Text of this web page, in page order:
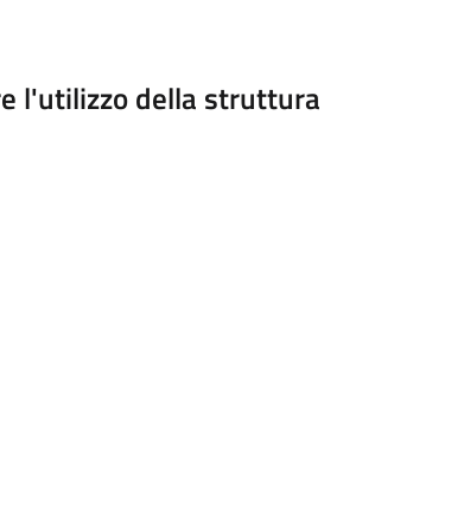
l'utilizzo della struttura